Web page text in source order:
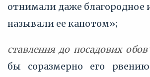
отнимали даже
называли ее капотом»;
ставлення до посадових
бы соразмерно его